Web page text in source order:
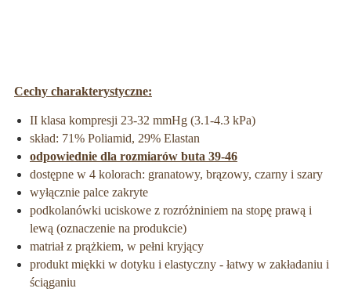
Cechy charakterystyczne:
II klasa kompresji 23-32 mmHg (3.1-4.3 kPa)
skład: 71% Poliamid, 29% Elastan
odpowiednie dla rozmiarów buta 39-46
dostępne w 4 kolorach: granatowy, brązowy, czarny i szary
wyłącznie palce zakryte
podkolanówki uciskowe z rozróżniniem na stopę prawą i
lewą (oznaczenie na produkcie)
matriał z prążkiem, w pełni kryjący
produkt miękki w dotyku i elastyczny - łatwy w zakładaniu i
ściąganiu